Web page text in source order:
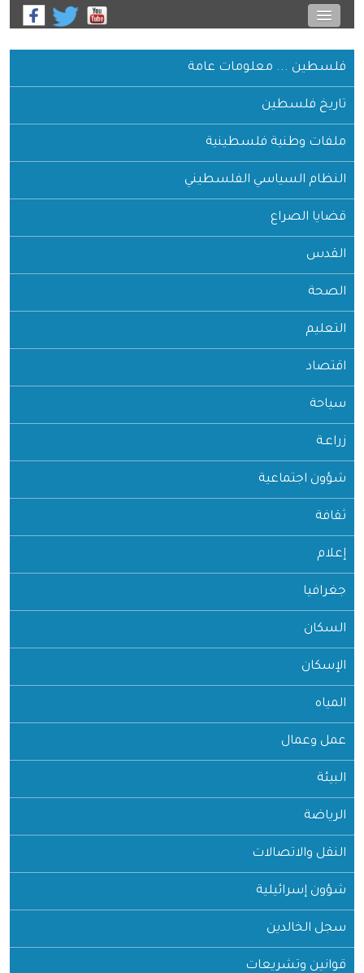
فلسطين ... معلومات عامة
تاريخ فلسطين
ملفات وطنية فلسطينية
النظام السياسي الفلسطيني
قضايا الصراع
القدس
الصحة
التعليم
اقتصاد
سياحة
زراعـة
شؤون اجتماعية
ثقافة
إعلام
جغرافيا
السكان
الإسكان
المياه
عمل وعمال
البيئة
الرياضة
النقل والاتصالات
شؤون إسرائيلية
سجل الخالدين
قوانين وتشريعات